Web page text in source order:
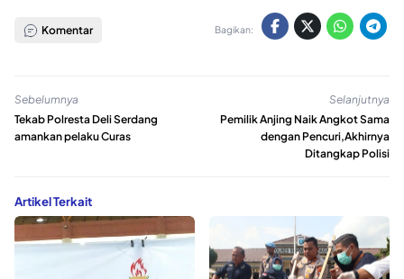
Komentar Bagikan:
Sebelumnya
Tekab Polresta Deli Serdang
amankan pelaku Curas
Selanjutnya
Pemilik Anjing Naik Angkot Sama
dengan Pencuri,Akhirnya
Ditangkap Polisi
Artikel Terkait